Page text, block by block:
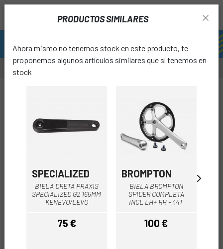
PRODUCTOS SIMILARES
Ahora mismo no tenemos stock en este producto, te
proponemos algunos artículos similares que sí tenemos en
stock
SPECIALIZED
BIELA DRETA PRAXIS
SPECIALIZED G2 165MM
KENEVO/LEVO
Preu
75 €
BROMPTON
BIELA BROMPTON
SPIDER COMPLETA
INCL LH+ RH - 44T
Preu
100 €